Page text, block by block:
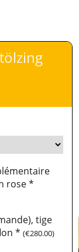
rose*
tige
* (€280.00)